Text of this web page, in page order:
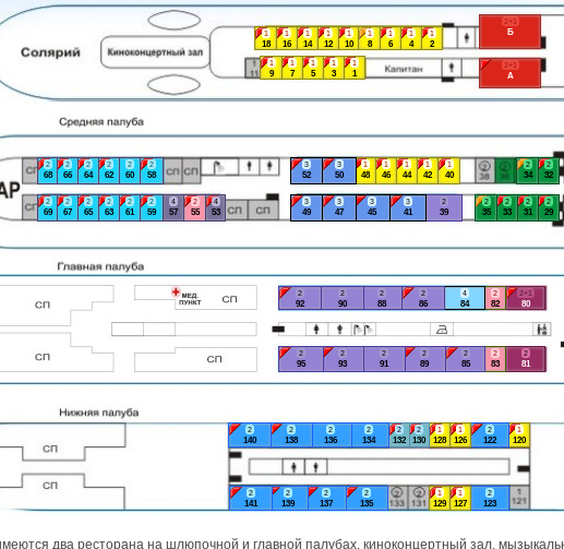
1
1
1
10
1
12
1
120
2
122
2
123
1
126
1
127
1
128
1
129
2
130
2
132
2
134
2
135
2
136
2
137
2
138
2
139
1
14
2
140
2
141
1
16
1
18
1
2
2
29
1
3
2
31
2
32
2
33
2
34
2
35
2
39
1
4
1
40
3
41
1
42
1
44
3
45
1
46
3
47
1
48
3
49
1
5
3
50
3
52
4
53
2
55
4
57
2
58
2
59
1
6
2
60
2
61
2
62
2
63
2
64
2
65
2
66
2
67
2
68
2
69
1
7
1
8
2+1
80
2
81
2
82
2
83
4
84
2
85
2
86
2
88
2
89
1
9
2
90
2
91
2
92
2
93
2
95
2+1
А
2+1
Б
два ресторана на шлюпочной и главной палубах, киноконцертный зал,